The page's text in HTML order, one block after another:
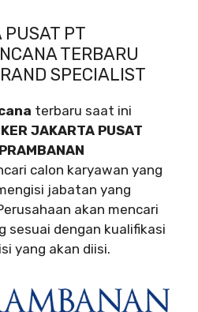
PUSAT PT
TERBARU
SPECIALIST
terbaru saat ini
JAKARTA PUSAT
calon karyawan yang
jabatan yang
akan mencari
sesuai dengan kualifikasi
yang akan diisi.